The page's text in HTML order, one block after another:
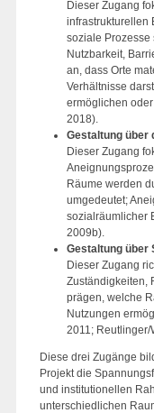
Dieser Zugang
infrastrukturellen
soziale Prozesse
Nutzbarkeit,
an, dass Orte
Verhältnisse
ermöglichen
2018).
Gestaltung über
Dieser Zugang
Räume werden
umgedeutet;
sozialräumlicher
2009b).
Gestaltung über
Dieser Zugang
Zuständigkeiten,
prägen, welche
Nutzungen
2011; Reutlinger/
Diese drei Zugänge
Projekt die
und institutionellen
unterschiedlichen